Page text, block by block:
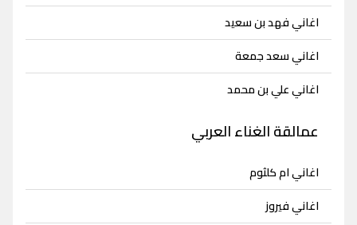
اغاني فهد بن سعيد
اغاني سعد جمعة
اغاني علي بن محمد
عمالقة الغناء العربي
اغاني ام كلثوم
اغاني فيروز